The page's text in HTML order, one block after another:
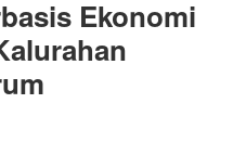
WONG
CILIK
Ekonomi